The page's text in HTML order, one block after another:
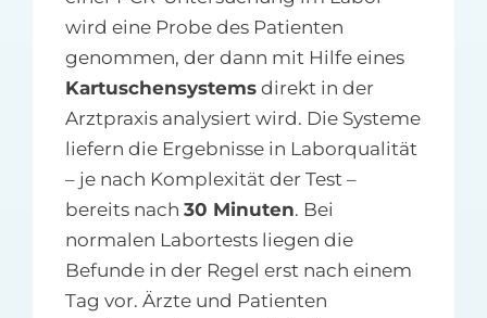
wird eine Probe des Patienten
genommen, der dann mit Hilfe eines
Kartuschensystemsdirekt in der
Arztpraxis analysiert wird. Die Systeme
liefern die Ergebnisse in Laborqualität
– je nach Komplexität der Test –
bereits nach 30 Minuten. Bei
normalen Labortests liegen die
Befunde in der Regel erst nach einem
Tag vor. Ärzte und Patienten